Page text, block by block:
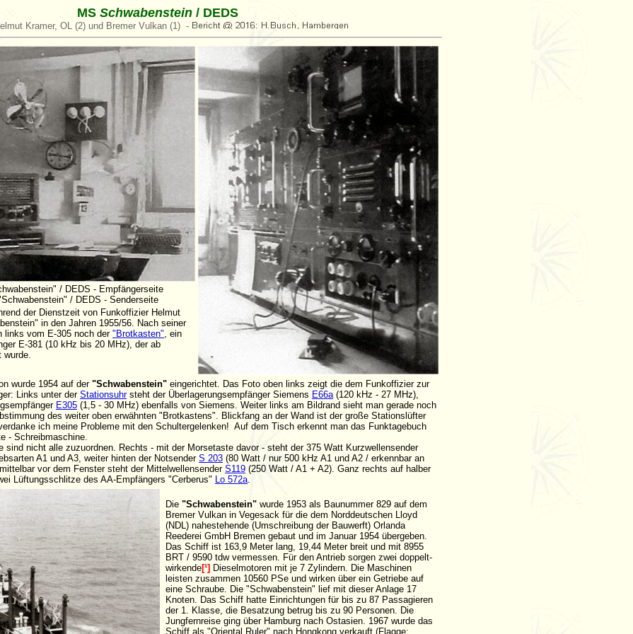
MS Schwabenstein / DEDS
Kramer, OL (2) und Bremer Vulkan (1) -
/ DEDS - Empfängerseite
/ DEDS - Senderseite
der Dienstzeit von Funkoffizier Helmut
in den Jahren 1955/56. Nach seiner
links vom E-305 noch der "Brotkasten", ein
E-381 (10 kHz bis 20 MHz), der ab
wurde.
wurde 1954 auf der "Schwabenstein" eingerichtet. Das Foto oben links zeigt die dem Funkoffizier zur
Links unter der Stationsuhrsteht der Überlagerungsempfänger Siemens E66a(120 kHz - 27 MHz),
E305 (1,5 - 30 MHz) ebenfalls von Siemens. Weiter links am Bildrand sieht man gerade noch
des weiter oben erwähnten "Brotkastens". Blickfang an der Wand ist der große Stationslüfter
ich meine Probleme mit den Schultergelenken! Auf dem Tisch erkennt man das Funktagebuch
- Schreibmaschine.
sind nicht alle zuzuordnen. Rechts - mit der Morsetaste davor - steht der 375 Watt Kurzwellensender
A1 und A3, weiter hinten der NotsenderS 203 (80 Watt / nur 500 kHz A1 und A2 / erkennbar an
vor dem Fenster steht der Mittelwellensender S119 (250 Watt / A1 + A2). Ganz rechts auf halber
Lüftungsschlitze des AA-Empfängers "Cerberus" Lo 572a.
Die "Schwabenstein" wurde 1953 als Baunummer 829 auf dem
Bremer Vulkan in Vegesack für die dem Norddeutschen Lloyd
(NDL) nahestehende (Umschreibung der Bauwerft) Orlanda
Reederei GmbH Bremen gebaut und im Januar 1954 übergeben.
Das Schiff ist 163,9 Meter lang, 19,44 Meter breit und mit 8955
BRT / 9590 tdw vermessen. Für den Antrieb sorgen zwei doppelt-
wirkende[¹] Dieselmotoren mit je 7 Zylindern. Die Maschinen
leisten zusammen 10560 PSe und wirken über ein Getriebe auf
eine Schraube. Die "Schwabenstein" lief mit dieser Anlage 17
Knoten. Das Schiff hatte Einrichtungen für bis zu 87 Passagieren
der 1. Klasse, die Besatzung betrug bis zu 90 Personen. Die
Jungfernreise ging über Hamburg nach Ostasien. 1967 wurde das
Schiff als "Oriental Ruler" nach Hongkong verkauft (Flagge: